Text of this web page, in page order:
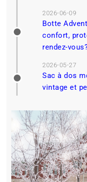
2026-06-09
Botte
confort,
rendez-
2026-05-27
Sac à dos
vintage et